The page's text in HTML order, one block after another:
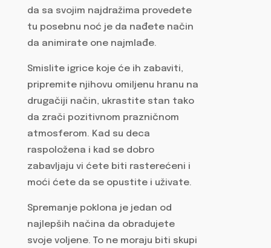
da sa svojim najdražima provedete
tu posebnu noć je da nađete način
da animirate one najmlađe.
Smislite igrice koje će ih zabaviti,
pripremite njihovu omiljenu hranu na
drugačiji način, ukrastite stan tako
da zrači pozitivnom prazničnom
atmosferom. Kad su deca
raspoložena i kad se dobro
zabavljaju vi ćete biti rasterećeni i
moći ćete da se opustite i uživate.
Spremanje poklona je jedan od
najlepših načina da obradujete
svoje voljene. To ne moraju biti skupi